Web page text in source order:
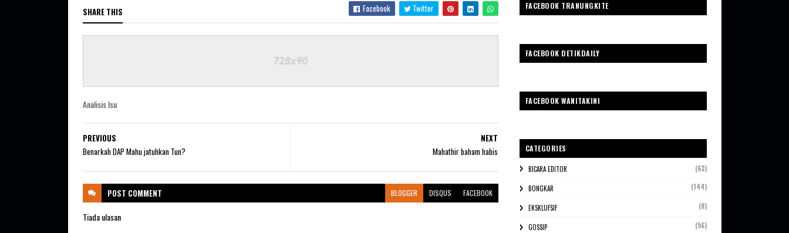
SHARE THIS Facebook Twitter
Analisis Isu
NEXT
Mahathir baham habis
PREVIOUS
Benarkah DAP Mahu jatuhkan Tun?
POST COMMENT BLOGGER DISQUS FACEBOOK
Tiada ulasan
FACEBOOK TRANUNGKITE
FACEBOOK DETIKDAILY
FACEBOOK WANITAKINI
CATEGORIES
BICARA EDITOR (63)
BONGKAR (144)
EKSKLUFSIF (8)
GOSSIP (56)